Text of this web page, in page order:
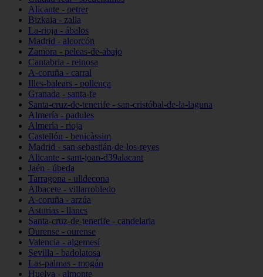
Alicante - petrer
Bizkaia - zalla
La-rioja - ábalos
Madrid - alcorcón
Zamora - peleas-de-abajo
Cantabria - reinosa
A-coruña - carral
Illes-balears - pollença
Granada - santa-fe
Santa-cruz-de-tenerife - san-cristóbal-de-la-laguna
Almería - padules
Almería - rioja
Castellón - benicàssim
Madrid - san-sebastián-de-los-reyes
Alicante - sant-joan-d39alacant
Jaén - úbeda
Tarragona - ulldecona
Albacete - villarrobledo
A-coruña - arzúa
Asturias - llanes
Santa-cruz-de-tenerife - candelaria
Ourense - ourense
Valencia - algemesí
Sevilla - badolatosa
Las-palmas - mogán
Huelva - almonte